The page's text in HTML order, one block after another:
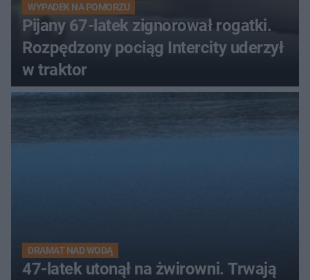
WYPADEK NA POMORZU
Pijany 67-latek zignorował rogatki.
Rozpędzony pociąg Intercity uderzył
w traktor
DRAMAT NAD WODĄ
47-latek utonął na żwirowni. Trwają